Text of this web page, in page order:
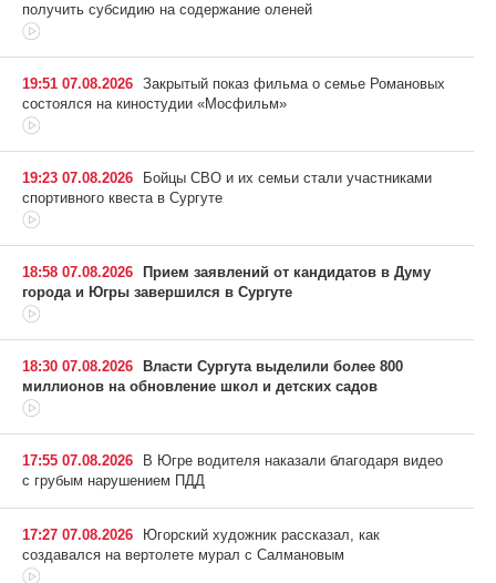
получить субсидию на содержание оленей
19:51 07.08.2026 Закрытый показ фильма о семье Романовых
состоялся на киностудии «Мосфильм»
19:23 07.08.2026
Бойцы СВО и их семьи стали участниками
спортивного квеста в Сургуте
18:58 07.08.2026
Прием заявлений от кандидатов в Думу
города и Югры завершился в Сургуте
18:30 07.08.2026
Власти Сургута выделили более 800
миллионов на обновление школ и детских садов
17:55 07.08.2026
В Югре водителя наказали благодаря видео
с грубым нарушением ПДД
17:27 07.08.2026
Югорский художник рассказал, как
создавался на вертолете мурал с Салмановым